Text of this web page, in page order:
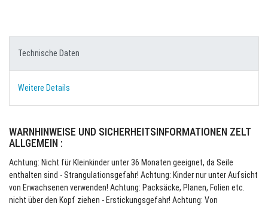
Technische Daten
Weitere Details
WARNHINWEISE UND SICHERHEITSINFORMATIONEN ZELT
ALLGEMEIN :
Achtung: Nicht für Kleinkinder unter 36 Monaten geeignet, da Seile
enthalten sind - Strangulationsgefahr! Achtung: Kinder nur unter Aufsicht
von Erwachsenen verwenden! Achtung: Packsäcke, Planen, Folien etc.
nicht über den Kopf ziehen - Erstickungsgefahr! Achtung: Von